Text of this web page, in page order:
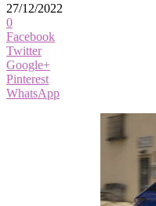
27/12/2022
0
Facebook
Twitter
Google+
Pinterest
WhatsApp